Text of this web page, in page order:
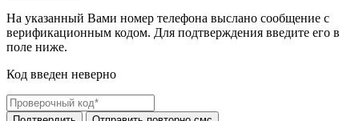
На указанный Вами номер телефона выслано сообщение с
верификационным кодом. Для подтверждения введите его в
поле ниже.
Код введен неверно